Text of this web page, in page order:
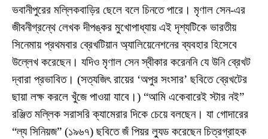
ভবানীপুরের মল্লিকবাড়ির ছেলে বলে চিনতে পারে। মৃণাল সেন-এর
জীবনীগ্রন্থে লেখক দীপঙ্কর মুখোপাধ্যায় এই দৃশ্যটিকে ভারতীয়
সিনেমায় প্রথমবার ব্রেখটিয়ান অ্যালিয়েনেশনের ব্যবহার হিসেবে
উল্লেখ করেছেন। যদিও মৃণাল সেন স্বীকার করেননি যে উনি ব্রেখট
দ্বারা প্রভাবিত। (সত্যজিৎ রায়ের ‘অপুর সংসার’ ছবিতে ব্রেখটের
ছায়া লক্ষ করলে খুঁজে পাওয়া যাবে।) “আমি একেবারেই স্টার নই”
রঞ্জিত মল্লিক সরাসরি ক্যামেরার দিকে চেয়ে বলছেন। যা গোদারের
“ল্য সিনিয়জ” (১৯৬৭) ছবিতে জঁ পিয়র ল্যুড করেছেন চিত্রগ্রাহক